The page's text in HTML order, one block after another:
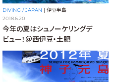
DIVING / JAPAN
伊豆半島
2018.6.20
今年の夏はシュノーケリングデ
ビュー！＠西伊豆・土肥